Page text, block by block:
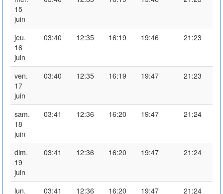
15
juin
jeu.
16
juin
03:40 12:35 16:19 19:46 21:23
ven.
17
juin
03:40 12:35 16:19 19:47 21:23
sam.
18
juin
03:41 12:36 16:20 19:47 21:24
dim.
19
juin
03:41 12:36 16:20 19:47 21:24
lun. 03:41 12:36 16:20 19:47 21:24